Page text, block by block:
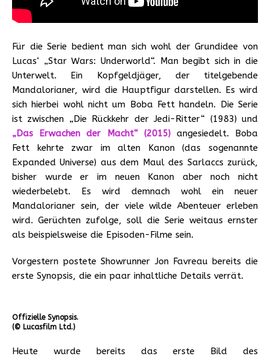
Für die Serie bedient man sich wohl der Grundidee von
Lucas‘ „Star Wars: Underworld“. Man begibt sich in die
Unterwelt. Ein Kopfgeldjäger, der titelgebende
Mandalorianer, wird die Hauptfigur darstellen. Es wird
sich hierbei wohl nicht um Boba Fett handeln. Die Serie
ist zwischen „Die Rückkehr der Jedi-Ritter“ (1983) und
„Das Erwachen der Macht“ (2015)angesiedelt. Boba
Fett kehrte zwar im alten Kanon (das sogenannte
Expanded Universe) aus dem Maul des Sarlaccs zurück,
bisher wurde er im neuen Kanon aber noch nicht
wiederbelebt. Es wird demnach wohl ein neuer
Mandalorianer sein, der viele wilde Abenteuer erleben
wird. Gerüchten zufolge, soll die Serie weitaus ernster
als beispielsweise die Episoden-Filme sein.
Vorgestern postete Showrunner Jon Favreau bereits die
erste Synopsis, die ein paar inhaltliche Details verrät.
Offizielle Synopsis.
(© Lucasfilm Ltd.)
Heute wurde bereits das erste Bild des